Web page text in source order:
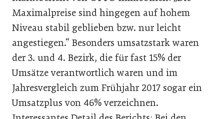
Maximalpreise sind hingegen auf hohem
Niveau stabil geblieben bzw. nur leicht
angestiegen.“ Besonders umsatzstark waren
der 3. und 4. Bezirk, die für fast 15% der
Umsätze verantwortlich waren und im
Jahresvergleich zum Frühjahr 2017 sogar ein
Umsatzplus von 46% verzeichnen.